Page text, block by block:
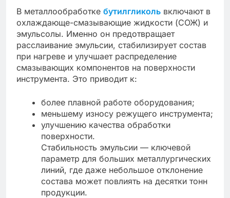
В металлообработке бутилгликоль включают в
охлаждающе-смазывающие жидкости (СОЖ) и
эмульсолы. Именно он предотвращает
расслаивание эмульсии, стабилизирует состав
при нагреве и улучшает распределение
смазывающих компонентов на поверхности
инструмента. Это приводит к:
более плавной работе оборудования;
меньшему износу режущего инструмента;
улучшению качества обработки
поверхности.
Стабильность эмульсии — ключевой
параметр для больших металлургических
линий, где даже небольшое отклонение
состава может повлиять на десятки тонн
продукции.